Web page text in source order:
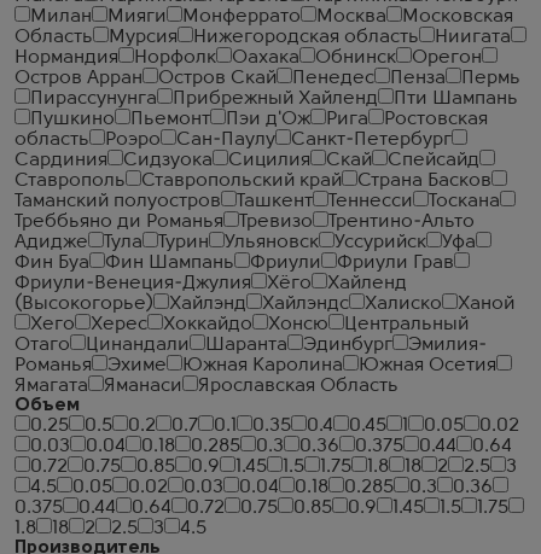
Милан
Мияги Монферрато Москва
Московская
Область
Мурсия Нижегородская область
Ниигата
Нормандия
Норфолк Оахака Обнинск
Орегон
Остров Арран
Остров Скай Пенедес Пенза
Пермь
Пирассунунга
Прибрежный Хайленд
Пти Шампань
Пушкино
Пьемонт Пэи д'Ож Рига
Ростовская
область
Роэро Сан-Паулу
Санкт-Петербург
Сардиния
Сидзуока Сицилия Скай
Спейсайд
Ставрополь
Ставропольский край
Страна Басков
Таманский полуостров
Ташкент Теннесси
Тоскана
Треббьяно ди Романья
Тревизо
Трентино-Альто
Адидже
Тула Турин Ульяновск Уссурийск
Уфа
Фин Буа
Фин Шампань Фриули
Фриули Грав
Фриули-Венеция-Джулия
Хёго
Хайленд
(Высокогорье)
Хайлэнд Хайлэндс Халиско
Ханой
Хего
Херес Хоккайдо Хонсю
Центральный
Отаго
Цинандали Шаранта Эдинбург
Эмилия-
Романья
Эхиме Южная Каролина
Южная Осетия
Ямагата
Яманаси
Ярославская Область
Объем
0.25
0.5 0.2 0.7 0.1 0.35 0.4 0.45 0.05
0.02
0.03
0.04 0.18 0.285 0.3 0.36 0.375 0.44
0.64
0.72
0.75 0.85 0.9 1.45 1.5 1.75 1.8 18 2 2.5
3
4.5
0.05 0.02 0.03 0.04 0.18 0.285 0.3
0.36
0.375
0.44 0.64 0.72 0.75 0.85 0.9 1.45 1.5
1.75
1.8
18 2 2.5 3
4.5
Производитель